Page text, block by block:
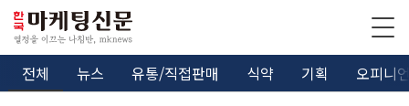
전체 뉴스 유통/직접판매 식약 기획 오피니